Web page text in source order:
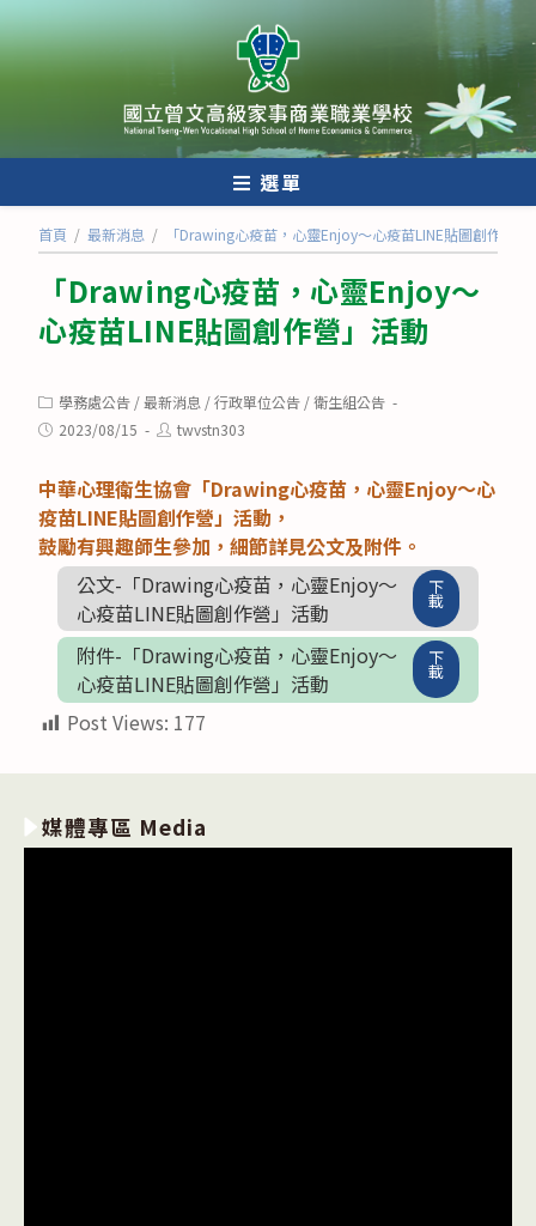
跳
轉
至
內
選單
首頁 / 最新消息 / 「Drawing心疫苗，心靈Enjoy〜心疫苗LINE貼圖創作營」
「Drawing心疫苗，心靈Enjoy〜
心疫苗LINE貼圖創作營」活動
Post
category:
學務處公告 /最新消息 /行政單位公告 /衛生組公告
Post2023/08/15
Posttwvstn303
中華心理衛生協會「Drawing心疫苗，心靈Enjoy〜心
疫苗LINE貼圖創作營」活動，
鼓勵有興趣師生參加，細節詳見公文及附件。
公文-「Drawing心疫苗，心靈Enjoy〜
心疫苗LINE貼圖創作營」活動
下
載
附件-「Drawing心疫苗，心靈Enjoy〜
心疫苗LINE貼圖創作營」活動
下
載
Post Views: 177
媒體專區 Media